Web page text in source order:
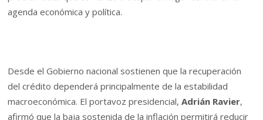
agenda económica y política.
Desde el Gobierno nacional sostienen que la recuperación
del crédito dependerá principalmente de la estabilidad
macroeconómica. El portavoz presidencial,Adrián Ravier,
afirmó que la baja sostenida de la inflación permitirá reducir